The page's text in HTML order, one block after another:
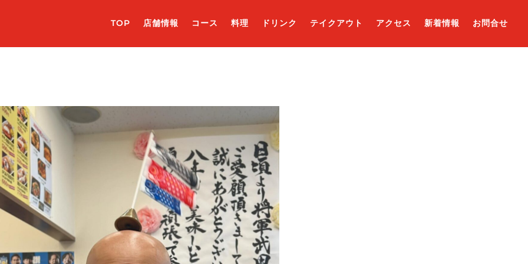
TOP 店舗情報 コース 料理 ドリンク テイクアウト アクセス 新着情報 お問合せ